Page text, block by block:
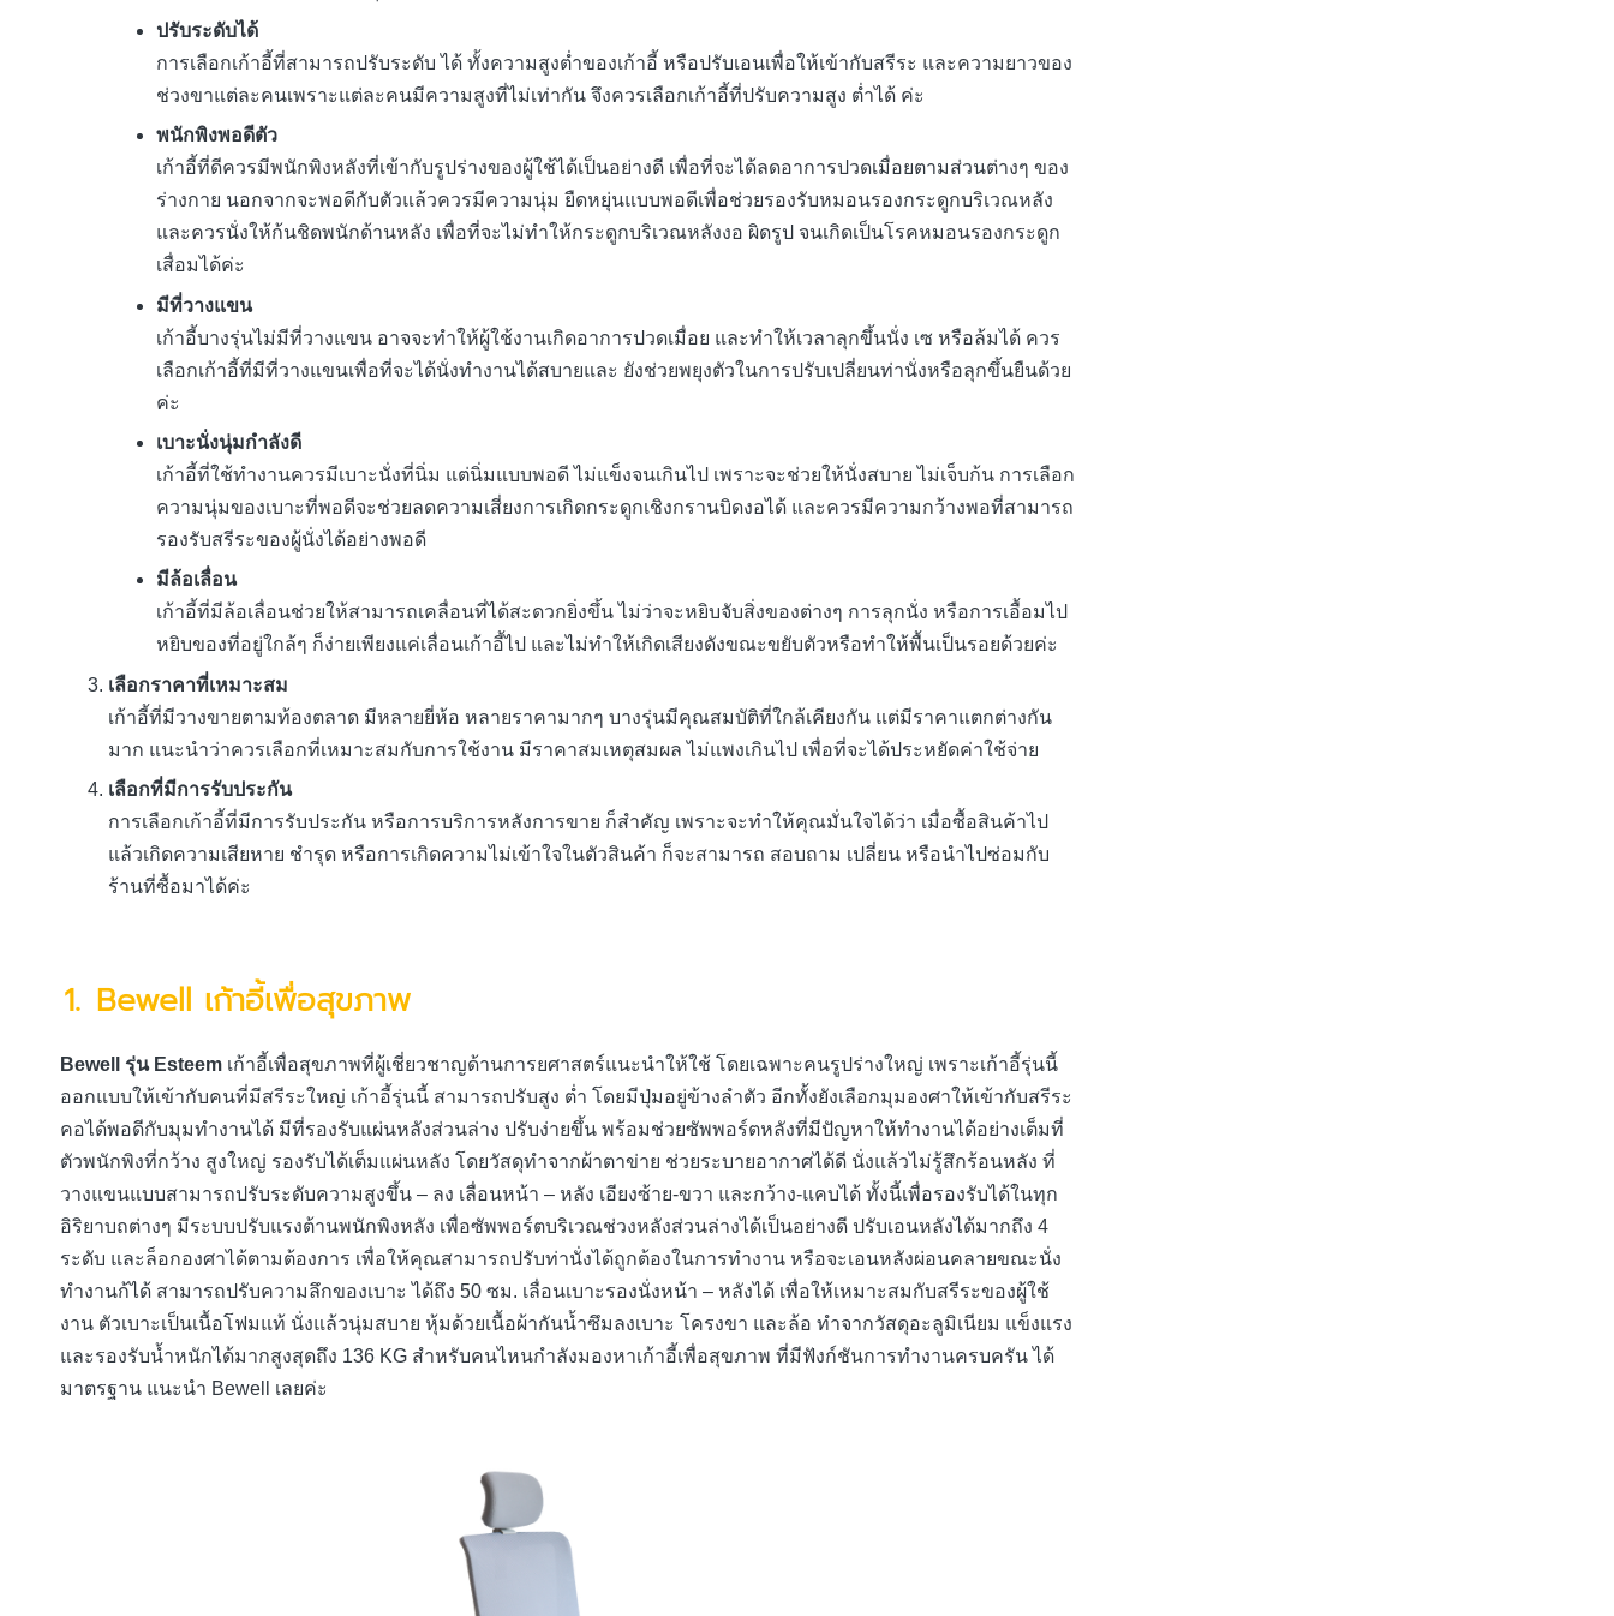
ปรับระดับได้
การเลือกเก้าอี้ที่สามารถปรับระดับ ได้ ทั้งความสูงต่ำของเก้าอี้ หรือปรับเอนเพื่อให้เข้ากับสรีระ และความยาวของ
ช่วงขาแต่ละคนเพราะแต่ละคนมีความสูงที่ไม่เท่ากัน จึงควรเลือกเก้าอี้ที่ปรับความสูง ต่ำได้ ค่ะ
พนักพิงพอดีตัว
เก้าอี้ที่ดีควรมีพนักพิงหลังที่เข้ากับรูปร่างของผู้ใช้ได้เป็นอย่างดี เพื่อที่จะได้ลดอาการปวดเมื่อยตามส่วนต่างๆ ของ
ร่างกาย นอกจากจะพอดีกับตัวแล้วควรมีความนุ่ม ยืดหยุ่นแบบพอดีเพื่อช่วยรองรับหมอนรองกระดูกบริเวณหลัง
และควรนั่งให้ก้นชิดพนักด้านหลัง เพื่อที่จะไม่ทำให้กระดูกบริเวณหลังงอ ผิดรูป จนเกิดเป็นโรคหมอนรองกระดูก
เสื่อมได้ค่ะ
มีที่วางแขน
เก้าอี้บางรุ่นไม่มีที่วางแขน อาจจะทำให้ผู้ใช้งานเกิดอาการปวดเมื่อย และทำให้เวลาลุกขึ้นนั่ง เซ หรือล้มได้ ควร
เลือกเก้าอี้ที่มีที่วางแขนเพื่อที่จะได้นั่งทำงานได้สบายและ ยังช่วยพยุงตัวในการปรับเปลี่ยนท่านั่งหรือลุกขึ้นยืนด้วย
ค่ะ
เบาะนั่งนุ่มกำลังดี
เก้าอี้ที่ใช้ทำงานควรมีเบาะนั่งที่นิ่ม แต่นิ่มแบบพอดี ไม่แข็งจนเกินไป เพราะจะช่วยให้นั่งสบาย ไม่เจ็บก้น การเลือก
ความนุ่มของเบาะที่พอดีจะช่วยลดความเสี่ยงการเกิดกระดูกเชิงกรานบิดงอได้ และควรมีความกว้างพอที่สามารถ
รองรับสรีระของผู้นั่งได้อย่างพอดี
มีล้อเลื่อน
เก้าอี้ที่มีล้อเลื่อนช่วยให้สามารถเคลื่อนที่ได้สะดวกยิ่งขึ้น ไม่ว่าจะหยิบจับสิ่งของต่างๆ การลุกนั่ง หรือการเอื้อมไป
หยิบของที่อยู่ใกล้ๆ ก็ง่ายเพียงแค่เลื่อนเก้าอี้ไป และไม่ทำให้เกิดเสียงดังขณะขยับตัวหรือทำให้พื้นเป็นรอยด้วยค่ะ
เลือกราคาที่เหมาะสม
เก้าอี้ที่มีวางขายตามท้องตลาด มีหลายยี่ห้อ หลายราคามากๆ บางรุ่นมีคุณสมบัติที่ใกล้เคียงกัน แต่มีราคาแตกต่างกัน
มาก แนะนำว่าควรเลือกที่เหมาะสมกับการใช้งาน มีราคาสมเหตุสมผล ไม่แพงเกินไป เพื่อที่จะได้ประหยัดค่าใช้จ่าย
เลือกที่มีการรับประกัน
การเลือกเก้าอี้ที่มีการรับประกัน หรือการบริการหลังการขาย ก็สำคัญ เพราะจะทำให้คุณมั่นใจได้ว่า เมื่อซื้อสินค้าไป
แล้วเกิดความเสียหาย ชำรุด หรือการเกิดความไม่เข้าใจในตัวสินค้า ก็จะสามารถ สอบถาม เปลี่ยน หรือนำไปซ่อมกับ
ร้านที่ซื้อมาได้ค่ะ
1. Bewell เก้าอี้เพื่อสุขภาพ
Bewell รุ่น Esteem เก้าอี้เพื่อสุขภาพที่ผู้เชี่ยวชาญด้านการยศาสตร์แนะนำให้ใช้ โดยเฉพาะคนรูปร่างใหญ่ เพราะเก้าอี้รุ่นนี้
ออกแบบให้เข้ากับคนที่มีสรีระใหญ่ เก้าอี้รุ่นนี้ สามารถปรับสูง ต่ำ โดยมีปุ่มอยู่ข้างลำตัว อีกทั้งยังเลือกมุมองศาให้เข้ากับสรีระ
คอได้พอดีกับมุมทำงานได้ มีที่รองรับแผ่นหลังส่วนล่าง ปรับง่ายขึ้น พร้อมช่วยซัพพอร์ตหลังที่มีปัญหาให้ทำงานได้อย่างเต็มที่
ตัวพนักพิงที่กว้าง สูงใหญ่ รองรับได้เต็มแผ่นหลัง โดยวัสดุทำจากผ้าตาข่าย ช่วยระบายอากาศได้ดี นั่งแล้วไม่รู้สึกร้อนหลัง ที่
วางแขนแบบสามารถปรับระดับความสูงขึ้น – ลง เลื่อนหน้า – หลัง เอียงซ้าย-ขวา และกว้าง-แคบได้ ทั้งนี้เพื่อรองรับได้ในทุก
อิริยาบถต่างๆ มีระบบปรับแรงต้านพนักพิงหลัง เพื่อซัพพอร์ตบริเวณช่วงหลังส่วนล่างได้เป็นอย่างดี ปรับเอนหลังได้มากถึง 4
ระดับ และล็อกองศาได้ตามต้องการ เพื่อให้คุณสามารถปรับท่านั่งได้ถูกต้องในการทำงาน หรือจะเอนหลังผ่อนคลายขณะนั่ง
ทำงานก้ได้ สามารถปรับความลึกของเบาะ ได้ถึง 50 ซม. เลื่อนเบาะรองนั่งหน้า – หลังได้ เพื่อให้เหมาะสมกับสรีระของผู้ใช้
งาน ตัว​เบาะเป็นเนื้อโฟมแท้ นั่งแล้วนุ่มสบาย หุ้มด้วยเนื้อผ้ากันน้ำซึมลงเบาะ โครงขา และล้อ ทำจากวัสดุอะลูมิเนียม แข็งแรง
และรองรับน้ำหนักได้มากสูงสุดถึง 136 KG สำหรับคนไหนกำลังมองหาเก้าอี้เพื่อสุขภาพ ที่มีฟังก์ชันการทำงานครบครัน ได้
มาตรฐาน แนะนำ Bewell เลยค่ะ